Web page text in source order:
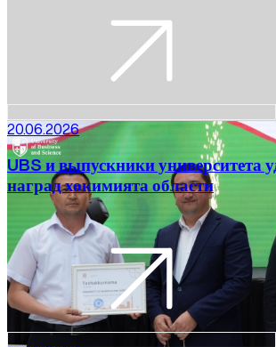
20.06.2026
UBS и выпускники университета
наград хокимията области